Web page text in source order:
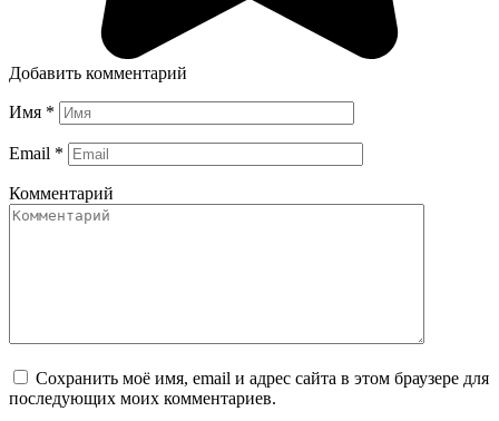
Добавить комментарий
Имя *
Email *
Комментарий
Сохранить моё имя, email и адрес сайта в этом браузере для
последующих моих комментариев.